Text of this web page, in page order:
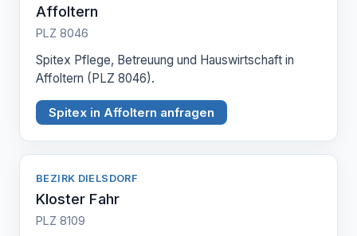
Affoltern
PLZ 8046
Spitex Pflege, Betreuung und Hauswirtschaft in
Affoltern (PLZ 8046).
Spitex in Affoltern anfragen
BEZIRK DIELSDORF
Kloster Fahr
PLZ 8109